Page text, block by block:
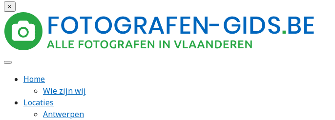
×
Home
Wie zijn wij
Locaties
Antwerpen